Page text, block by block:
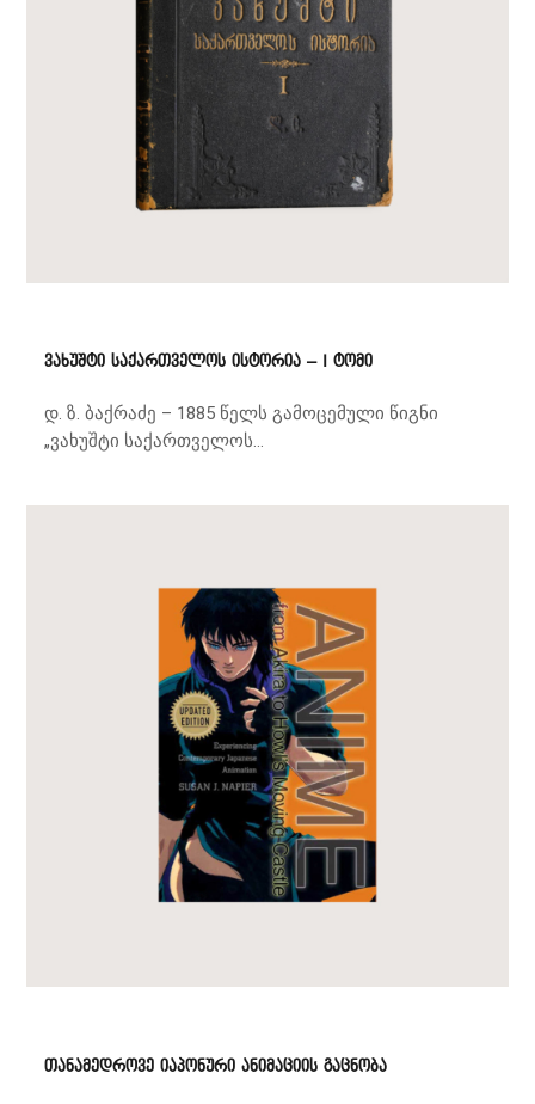
ვახუშტი საქართველოს ისტორია – I ტომი
დ. ზ. ბაქრაძე – 1885 წელს გამოცემული წიგნი
„ვახუშტი საქართველოს...
თანამედროვე იაპონური ანიმაციის გაცნობა